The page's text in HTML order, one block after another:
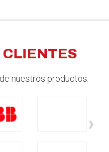
CLIENTES
nuestros productos.
›